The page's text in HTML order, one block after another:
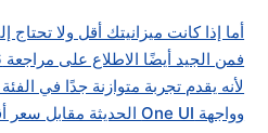
أما إذا كانت ميزانيتك أقل ولا تحتاج
لأنه يقدم تجربة متوازنة جدًا في
وواجهة One UI الحديثة مقابل سعر أقل بكثير.